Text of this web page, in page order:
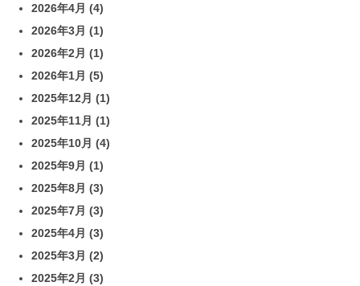
2026年4月 (4)
2026年3月 (1)
2026年2月 (1)
2026年1月 (5)
2025年12月 (1)
2025年11月 (1)
2025年10月 (4)
2025年9月 (1)
2025年8月 (3)
2025年7月 (3)
2025年4月 (3)
2025年3月 (2)
2025年2月 (3)